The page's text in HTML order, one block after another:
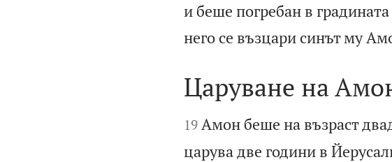
и беше погребан в
него се възцари синът му

Царуване на

19 Амон беше на възраст
царува две години в